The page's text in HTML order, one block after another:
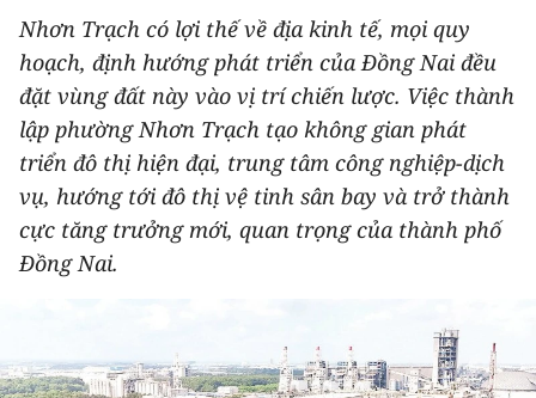
XÃ HỘI
PHÁP LUẬT
DU LỊCH
THẾ GIỚI
THỂ THAO
Y TẾ
Nhơn Trạch có lợi thế về địa kinh tế, mọi quy
hoạch, định hướng phát triển của Đồng Nai đều
đặt vùng đất này vào vị trí chiến lược. Việc thành
lập phường Nhơn Trạch tạo không gian phát
triển đô thị hiện đại, trung tâm công nghiệp-dịch
vụ, hướng tới đô thị vệ tinh sân bay và trở thành
cực tăng trưởng mới, quan trọng của thành phố
Đồng Nai.